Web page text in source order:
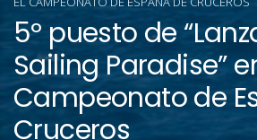
5º puesto de
Sailing Paradise”
Campeonato de
Cruceros